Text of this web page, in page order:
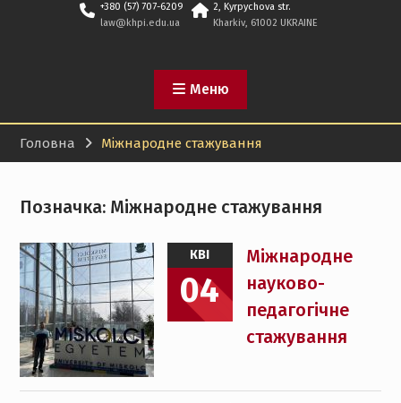
+380 (57) 707-6209
law@khpi.edu.ua
2, Kyrpychova str.
Kharkiv, 61002 UKRAINE
Меню
Головна Міжнародне стажування
Позначка: Міжнародне стажування
КВІ
04
Міжнародне
науково-
педагогічне
стажування